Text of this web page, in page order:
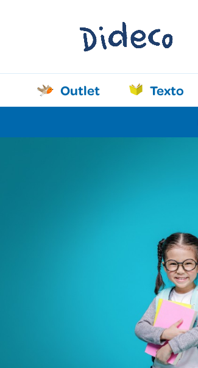
Outlet Texto